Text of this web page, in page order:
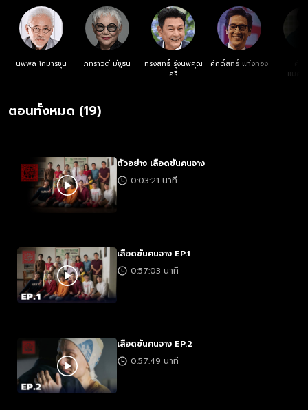
นพพล โกมารชุน ภัทราวดี มีชูธน
ทรงสิทธิ์ รุ่งนพคุณ
ศรี
ศักดิ์สิทธิ์ แท่งทอง
แมคอิ
ตอนทั้งหมด (19)
ตัวอย่าง เลือดข้นคนจาง
0:03:21 นาที
เลือดข้นคนจาง EP.1
0:57:03 นาที
เลือดข้นคนจาง EP.2
0:57:49 นาที